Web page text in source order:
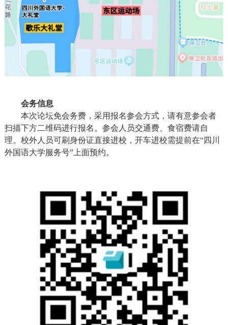
会务信息
本次论坛免会务费，采用报名参会方式，请有意参会者
扫描下方二维码进行报名。参会人员交通费、食宿费请自
理。校外人员可刷身份证直接进校，开车进校需提前在“四川
外国语大学服务号”上面预约。